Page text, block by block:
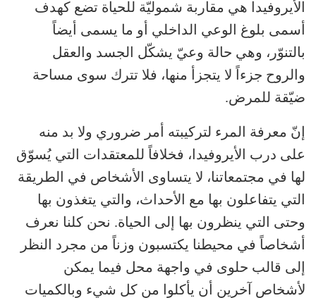
الأيروفيدا هي مقاربة شموليّة للحياة تضع كهدف
أسمى بلوغ الوعي الداخلي أو ما يسمى أيضاً
بالتنوّر، وهي حالة وعيّ يشكّل الجسد والعقل
والروح جزءاً لا يتجزأ منها، فلا تترك سوى مساحة
ضيّقة للمرض.
إنّ معرفة المرء لتركيبته أمر ضروري ولا بد منه
على درب الأيروفيدا، فخلافاً للمعتقدات التي يُسوّق
لها في مجتمعاتنا، لا يتساوى الأشخاص في الطريقة
التي يتفاعلون بها مع الأحداث، والتي يتغذون بها
وحتى التي ينظرون بها إلى الحياة. نحن كلنا نعرف
أشخاصاً في محيطنا يكتسبون وزناً من مجرد النظر
إلى قالب حلوى في واجهة محل فيما يمكن
لأشخاص آخرين أن يأكلوا من كل شيء وبالكميات